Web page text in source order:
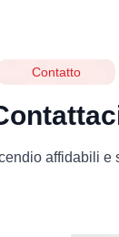
affidabili e
Contatto